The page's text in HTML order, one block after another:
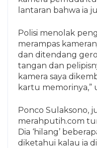
lantaran bahwa ia
Polisi menolak
merampas
dan ditendang
tangan dan
kamera saya
kartu memorinya,”
Ponco Sulaksono,
merahputih.com
Dia ‘hilang’
diketahui kalau ia